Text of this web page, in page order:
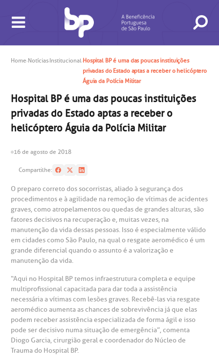
de consultas e exames
in antecipado
de exames
de Exames
SAC
A BP conta com você para melhorar sempre a qualidade do
atendimento e dos serviços prestados.
A Ouvidoria e SAC são canais para você, cliente da BP, tirar
suas dúvidas, registrar suas reclamações ou fazer elogios
relacionados ao nosso atendimento e aos nossos serviços.
Horário de atendimento: 2ª a 6ª feira das 7h às 18h
(11)3505-1000
ouvidoria@bp.org.br
CONHEÇA AS UNIDADES
Hospital BP
Saiba mais
Rua Maestro Cardim, 769
CEP: 01323-001 | Bela Vista
e Pesquisa
do médico
de conduta
social da BP
corporativa
Telemedicina BP
de atendimento
de Visita
socorro
de cópia de prontuário médico
de Oncologia e Hematologia
de Excelência em Neurologia e
de Excelência em Ortopedia
especialidades
Home Notícias Institucional Hospital BP é uma das poucas instituições
privadas do Estado aptas a receber o helicóptero
Águia da Polícia Militar
Hospital BP é uma das poucas instituições
privadas do Estado aptas a receber o
helicóptero Águia da Polícia Militar
16 de agosto de 2018
Compartilhe:
O preparo correto dos socorristas, aliado à segurança dos
procedimentos e à agilidade na remoção de vítimas de acidentes
graves, como atropelamentos ou quedas de grandes alturas, são
fatores decisivos na recuperação e, muitas vezes, na
manutenção da vida dessas pessoas. Isso é especialmente válido
em cidades como São Paulo, na qual o resgate aeromédico é um
grande diferencial quando o assunto é a valorização e
manutenção da vida.
“Aqui no Hospital BP temos infraestrutura completa e equipe
multiprofissional capacitada para dar toda a assistência
necessária a vítimas com lesões graves. Recebê-las via resgate
aeromédico aumenta as chances de sobrevivência já que elas
podem receber assistência especializada de forma ágil e isso
pode ser decisivo numa situação de emergência”, comenta
Diogo Garcia, cirurgião geral e coordenador do Núcleo de
Trauma do Hospital BP.